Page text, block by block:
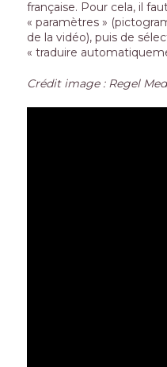
française. Pour cela, il
« paramètres »
de la vidéo), puis de
« traduire
Crédit image : Regel